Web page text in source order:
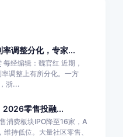
调整分化，专家...
经编辑：魏官红 近期，
调整上有所分化。一方
浙...
2026零售投融...
消费板块IPO降至16家，A
持低位。大量社区零售、